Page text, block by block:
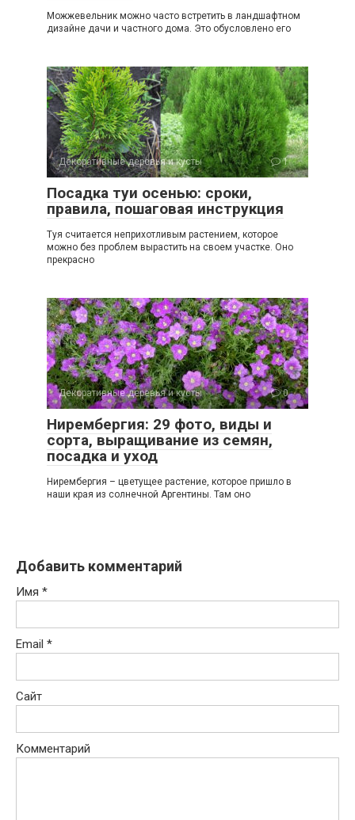
Можжевельник можно часто встретить в ландшафтном
дизайне дачи и частного дома. Это обусловлено его
Декоративные деревья и кусты 1
Посадка туи осенью: сроки,
правила, пошаговая инструкция
Туя считается неприхотливым растением, которое
можно без проблем вырастить на своем участке. Оно
прекрасно
Декоративные деревья и кусты 0
Нирембергия: 29 фото, виды и
сорта, выращивание из семян,
посадка и уход
Нирембергия – цветущее растение, которое пришло в
наши края из солнечной Аргентины. Там оно
Добавить комментарий
Имя *
Email *
Сайт
Комментарий